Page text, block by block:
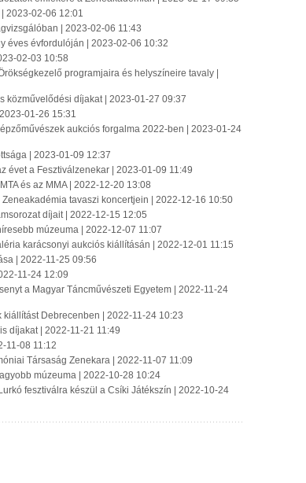
2023-02-06 12:01
| 2023-02-06 11:43
éves évfordulóján | 2023-02-06 10:32
02-03 10:58
programjaira és helyszíneire tavaly |
közművelődési díjakat | 2023-01-27 09:37
01-26 15:31
aukciós forgalma 2022-ben | 2023-01-24
| 2023-01-09 12:37
évet a Fesztiválzenekar | 2023-01-09 11:49
és az MMA | 2022-12-20 13:08
tavaszi koncertjein | 2022-12-16 10:50
díjait | 2022-12-15 12:05
múzeuma | 2022-12-07 11:07
karácsonyi aukciós kiállításán | 2022-12-01 11:15
| 2022-11-25 09:56
11-24 12:09
a Magyar Táncművészeti Egyetem | 2022-11-24
kiállítást Debrecenben | 2022-11-24 10:23
díjakat | 2022-11-21 11:49
11-08 11:12
Társaság Zenekara | 2022-11-07 11:09
múzeuma | 2022-10-28 10:24
fesztiválra készül a Csíki Játékszín | 2022-10-24